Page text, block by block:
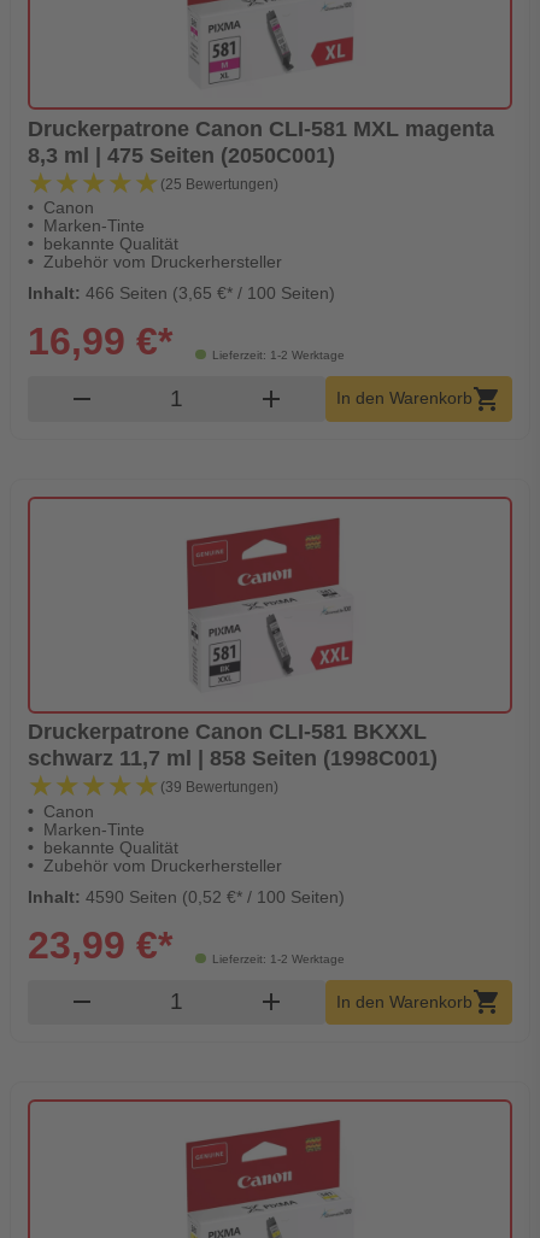
Druckerpatrone Canon CLI-581 MXL magenta
8,3 ml | 475 Seiten (2050C001)
★★★★★
★★★★★ (25 Bewertungen)
Canon
Marken-Tinte
bekannte Qualität
Zubehör vom Druckerhersteller
Inhalt: 466 Seiten (3,65 €* / 100 Seiten)
Lieferzeit: 1-2 Werktage
16,99 €*
remove Produkt Warenkorb Menge
add In den Warenkorbshopping_cart
Druckerpatrone Canon CLI-581 BKXXL
schwarz 11,7 ml | 858 Seiten (1998C001)
★★★★★
★★★★★ (39 Bewertungen)
Canon
Marken-Tinte
bekannte Qualität
Zubehör vom Druckerhersteller
Inhalt: 4590 Seiten (0,52 €* / 100 Seiten)
Lieferzeit: 1-2 Werktage
23,99 €*
remove Produkt Warenkorb Menge
add In den Warenkorbshopping_cart